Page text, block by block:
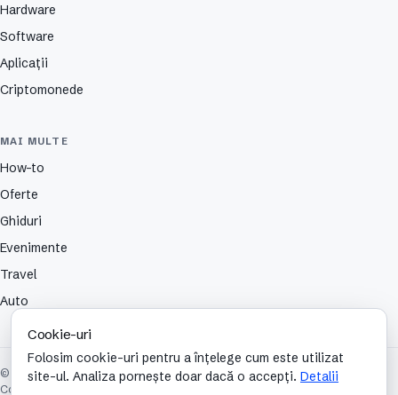
Hardware
Software
Aplicații
Criptomonede
MAI MULTE
How-to
Oferte
Ghiduri
Evenimente
Travel
Auto
© 2026 TechCafe. Toate drepturile rezervate.
Contact
Cookie-uri
Folosim cookie-uri pentru a înțelege cum este utilizat
site-ul. Analiza pornește doar dacă o accepți. Detalii